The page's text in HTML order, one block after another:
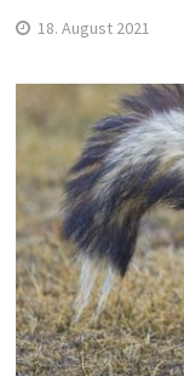
18. August 2021